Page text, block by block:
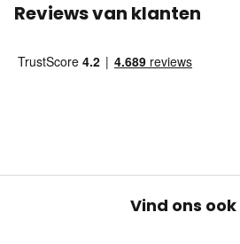
Reviews van klanten
Vind ons ook